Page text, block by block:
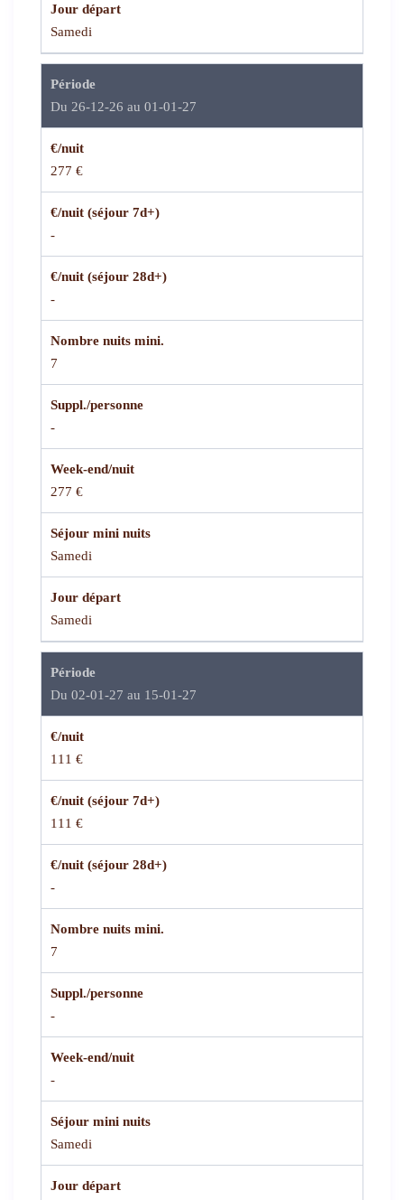
Jour départ
Samedi
Période
Du 26-12-26 au 01-01-27
€/nuit
277 €
€/nuit (séjour 7d+)
-
€/nuit (séjour 28d+)
-
Nombre nuits mini.
7
Suppl./personne
-
Week-end/nuit
277 €
Séjour mini nuits
Samedi
Jour départ
Samedi
Période
Du 02-01-27 au 15-01-27
€/nuit
111 €
€/nuit (séjour 7d+)
111 €
€/nuit (séjour 28d+)
-
Nombre nuits mini.
7
Suppl./personne
-
Week-end/nuit
-
Séjour mini nuits
Samedi
Jour départ